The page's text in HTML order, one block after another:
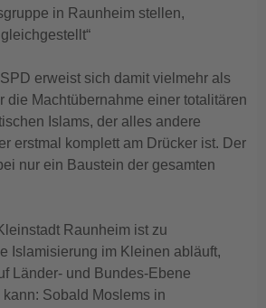
in Raunheim stellen,
erweist sich damit vielmehr als
die Machtübernahme einer totalitären
Islams, der alles andere
erstmal komplett am Drücker ist. Der
nur ein Baustein der gesamten
Raunheim ist zu
Islamisierung im Kleinen abläuft,
Länder- und Bundes-Ebene
Sobald Moslems in